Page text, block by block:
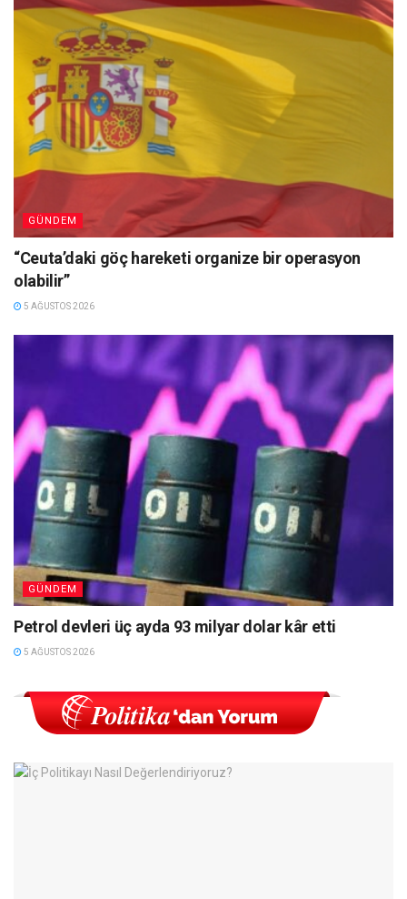
GÜNDEM
“Ceuta’daki göç hareketi organize bir operasyon
olabilir”
5 AĞUSTOS 2026
GÜNDEM
Petrol devleri üç ayda 93 milyar dolar kâr etti
5 AĞUSTOS 2026